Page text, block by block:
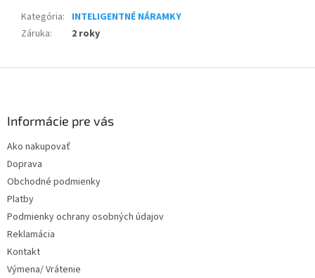
Kategória: INTELIGENTNÉ NÁRAMKY
Záruka: 2 roky
Informácie pre vás
Ako nakupovať
Doprava
Obchodné podmienky
Platby
Podmienky ochrany osobných údajov
Reklamácia
Kontakt
Výmena/ Vrátenie